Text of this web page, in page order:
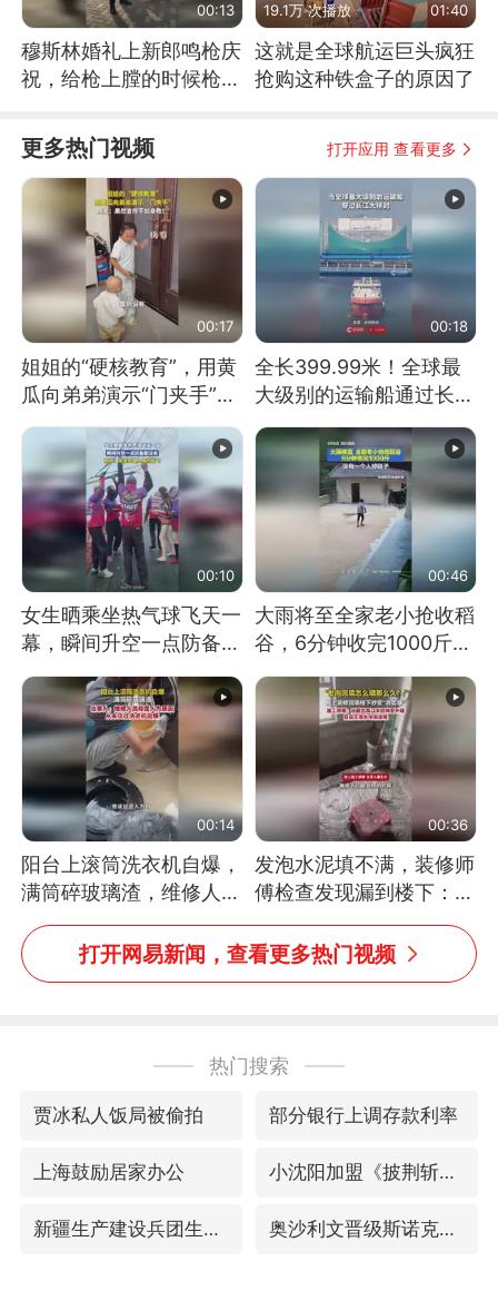
00:13
穆斯林婚礼上新郎鸣枪庆
祝，给枪上膛的时候枪口
19.1万 次播放 01:40
这就是全球航运巨头疯狂
抢购这种铁盒子的原因了
更多热门视频 打开应用 查看更多
00:17
姐姐的“硬核教育”，用黄
瓜向弟弟演示“门夹手”，
网友：果然言传不如身
教！
00:18
全长399.99米！全球最
大级别的运输船通过长江
大桥这一幕，太震撼了！
00:10
女生晒乘坐热气球飞天一
幕，瞬间升空一点防备都
没有
00:46
大雨将至全家老小抢收稻
谷，6分钟收完1000斤，
没有一个人掉链子
00:14
阳台上滚筒洗衣机自爆，
满筒碎玻璃渣，维修人员
称是人为原因，从未见过
洗衣机自爆
00:36
发泡水泥填不满，装修师
傅检查发现漏到楼下：出
风口未延伸到外墙
打开网易新闻，查看更多热门视频
热门搜索
贾冰私人饭局被偷拍 部分银行上调存款利率
上海鼓励居家办公 小沈阳加盟《披荆斩棘》
新疆生产建设兵团生态环境局原局长被查 奥沙利文晋级斯诺克中国公开赛16强